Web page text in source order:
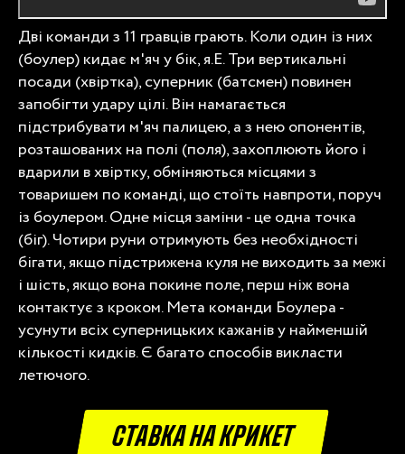
Дві команди з 11 гравців грають. Коли один із них
(боулер) кидає м'яч у бік, я.Е. Три вертикальні
посади (хвіртка), суперник (батсмен) повинен
запобігти удару цілі. Він намагається
підстрибувати м'яч палицею, а з нею опонентів,
розташованих на полі (поля), захоплюють його і
вдарили в хвіртку, обміняються місцями з
товаришем по команді, що стоїть навпроти, поруч
із боулером. Одне місця заміни - це одна точка
(біг). Чотири руни отримують без необхідності
бігати, якщо підстрижена куля не виходить за межі
і шість, якщо вона покине поле, перш ніж вона
контактує з кроком. Мета команди Боулера -
усунути всіх суперницьких кажанів у найменшій
кількості кидків. Є багато способів викласти
летючого.
СТАВКА НА КРИКЕТ